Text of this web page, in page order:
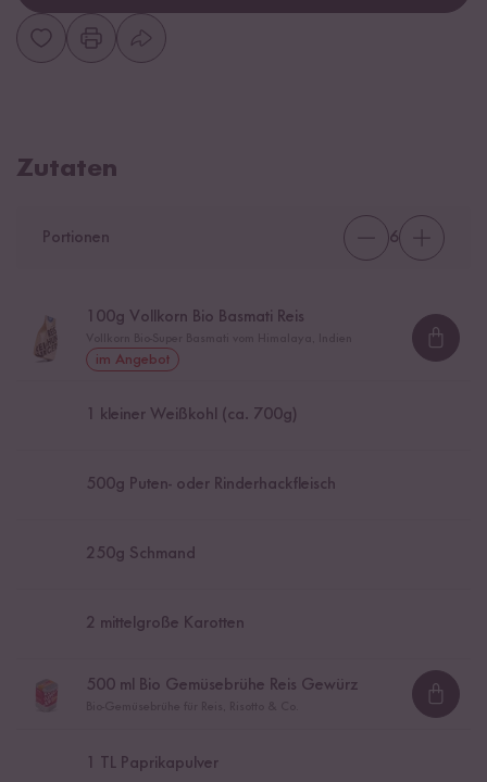
Zutaten
Portionen 6
100g Vollkorn Bio Basmati Reis
im Angebot
1 kleiner Weißkohl (ca. 700g)
500g Puten- oder Rinderhackfleisch
250g Schmand
2 mittelgroße Karotten
500 ml Bio Gemüsebrühe Reis Gewürz
1 TL Paprikapulver